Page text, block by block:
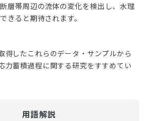
層帯周辺の流体の変化を検出し、水理
きると期待されます。
得したこれらのデータ・サンプルから
力蓄積過程に関する研究をすすめてい
用語解説